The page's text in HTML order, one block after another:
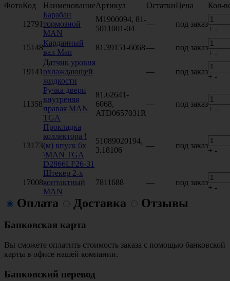
ФотоКод НаименованиеАртикул ОстаткиЦена Кол-
12791
Барабан
тормозной
MAN
M1900094, 81-
5011001-04
— под заказ
+ -
15148
Карданный
вал Man
81.39151-6068— под заказ
+ -
19141
Датчик уровня
охлаждающей
жидкости
— под заказ
+ -
11358
Ручка двери
внутреняя
правая MAN
TGA
81.62641-
6068,
ATD0657031R
— под заказ
+ -
13173
Прокладка
коллектора !
(м) впуск 6x
\MAN TGA
D2866LF26-31
51089020194,
3.18106
— под заказ
+ -
17008
Штекер 2-х
контактный
MAN
7811688 — под заказ
+ -
Оплата Доставка Отзывы
Банковская карта
Вы сможете оплатить стоимость заказа с помощью банковской
карты в офисе нашей компании.
Банковский перевод